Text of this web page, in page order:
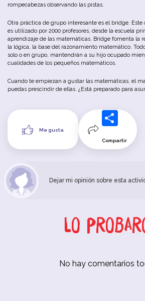
rompecabezas observando las pistas.
Otra práctica de grupo interesante es el bridge. Este
es utilizado por 2000 profesores, desde la escuela
aprendizaje de las matemáticas. Bridge fomenta la
la lógica, la base del razonamiento matemático.
solo o en grupo, mantendrán a su hijo ocupado
cualidades de los pequeños matemáticos.
Cuando te empiezan a gustar las matemáticas, el
puedas prescindir de ellas. ¿Está preparado para
Me gusta
Compartir
Dejar mi opinión sobre esta
Lo
No hay comentarios